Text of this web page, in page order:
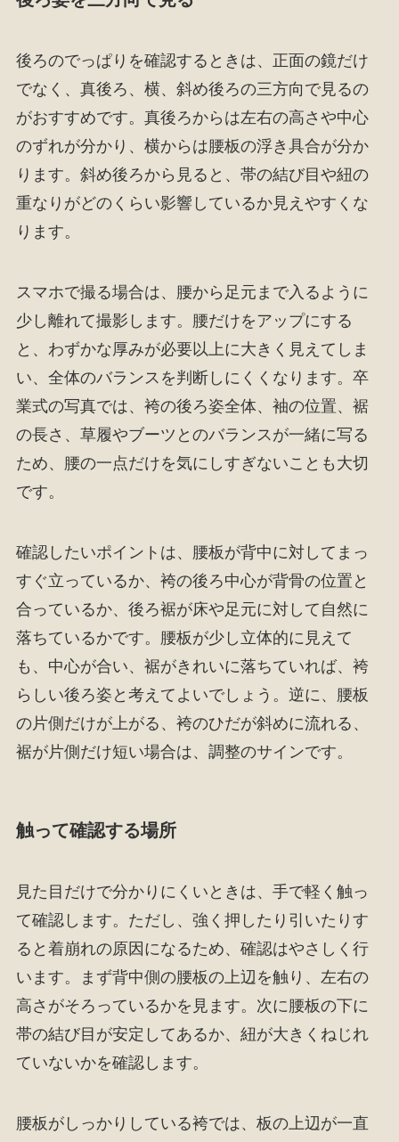
後ろのでっぱりを確認するときは、正面の鏡だけ
でなく、真後ろ、横、斜め後ろの三方向で見るの
がおすすめです。真後ろからは左右の高さや中心
のずれが分かり、横からは腰板の浮き具合が分か
ります。斜め後ろから見ると、帯の結び目や紐の
重なりがどのくらい影響しているか見えやすくな
ります。
スマホで撮る場合は、腰から足元まで入るように
少し離れて撮影します。腰だけをアップにする
と、わずかな厚みが必要以上に大きく見えてしま
い、全体のバランスを判断しにくくなります。卒
業式の写真では、袴の後ろ姿全体、袖の位置、裾
の長さ、草履やブーツとのバランスが一緒に写る
ため、腰の一点だけを気にしすぎないことも大切
です。
確認したいポイントは、腰板が背中に対してまっ
すぐ立っているか、袴の後ろ中心が背骨の位置と
合っているか、後ろ裾が床や足元に対して自然に
落ちているかです。腰板が少し立体的に見えて
も、中心が合い、裾がきれいに落ちていれば、袴
らしい後ろ姿と考えてよいでしょう。逆に、腰板
の片側だけが上がる、袴のひだが斜めに流れる、
裾が片側だけ短い場合は、調整のサインです。
触って確認する場所
見た目だけで分かりにくいときは、手で軽く触っ
て確認します。ただし、強く押したり引いたりす
ると着崩れの原因になるため、確認はやさしく行
います。まず背中側の腰板の上辺を触り、左右の
高さがそろっているかを見ます。次に腰板の下に
帯の結び目が安定してあるか、紐が大きくねじれ
ていないかを確認します。
腰板がしっかりしている袴では、板の上辺が一直